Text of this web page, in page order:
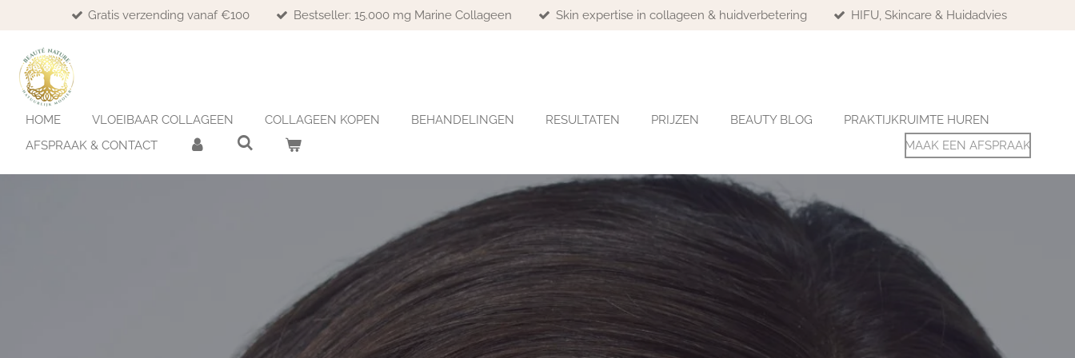
naar
de
hoofdinhoud
Gratis verzending vanaf €100 Bestseller: 15.000 mg Marine Collageen Skin expertise in collageen & huidverbetering HIFU, Skincare & Huidadvies
HOME VLOEIBAAR COLLAGEEN COLLAGEEN KOPEN BEHANDELINGEN RESULTATEN PRIJZEN BEAUTY BLOG
PRAKTIJKRUIMTE HUREN
AFSPRAAK & CONTACT
MAAK EEN AFSPRAAK